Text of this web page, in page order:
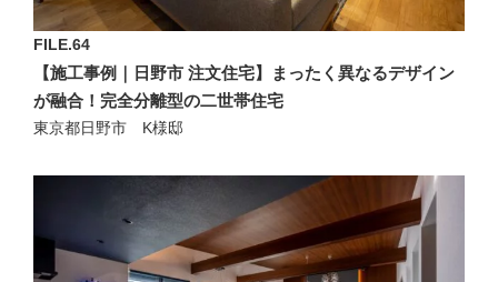
FILE.64
【施工事例｜日野市 注文住宅】まったく異なるデザイン
が融合！完全分離型の二世帯住宅
東京都日野市 K様邸